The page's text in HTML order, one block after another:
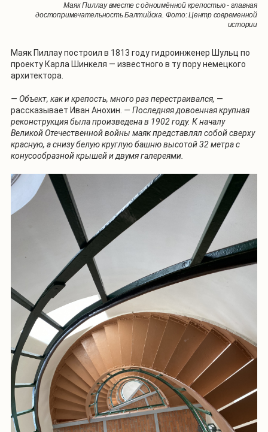
Маяк Пиллау вместе с одноимённой крепостью - главная
достопримечательность Балтийска. Фото: Центр современной
истории
Маяк Пиллау построил в 1813 году гидроинженер Шульц по
проекту Карла Шинкеля — известного в ту пору немецкого
архитектора.
— Объект, как и крепость, много раз перестраивался, —
рассказывает Иван Анохин. — Последняя довоенная крупная
реконструкция была произведена в 1902 году. К началу
Великой Отечественной войны маяк представлял собой сверху
красную, а снизу белую круглую башню высотой 32 метра с
конусообразной крышей и двумя галереями.